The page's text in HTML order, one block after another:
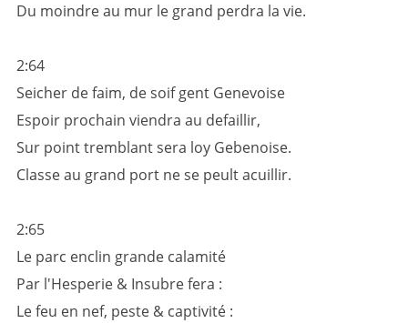
Du moindre au mur le grand perdra la vie.
2:64
Seicher de faim, de soif gent Genevoise
Espoir prochain viendra au defaillir,
Sur point tremblant sera loy Gebenoise.
Classe au grand port ne se peult acuillir.
2:65
Le parc enclin grande calamité
Par l'Hesperie & Insubre fera :
Le feu en nef, peste & captivité :